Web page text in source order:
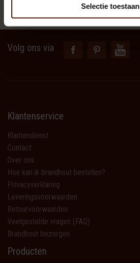
Selectie toestaan
Volg ons via
Klantenservice
Klantendienst
Contact
Over ons
Hoe kan ik brandhout bestellen?
Privacyverklaring
Leveringsvoorwaarden
Retourvoorwaarden
Veelgestelde vragen (FAQ)
Brandhout bezorgen
Producten